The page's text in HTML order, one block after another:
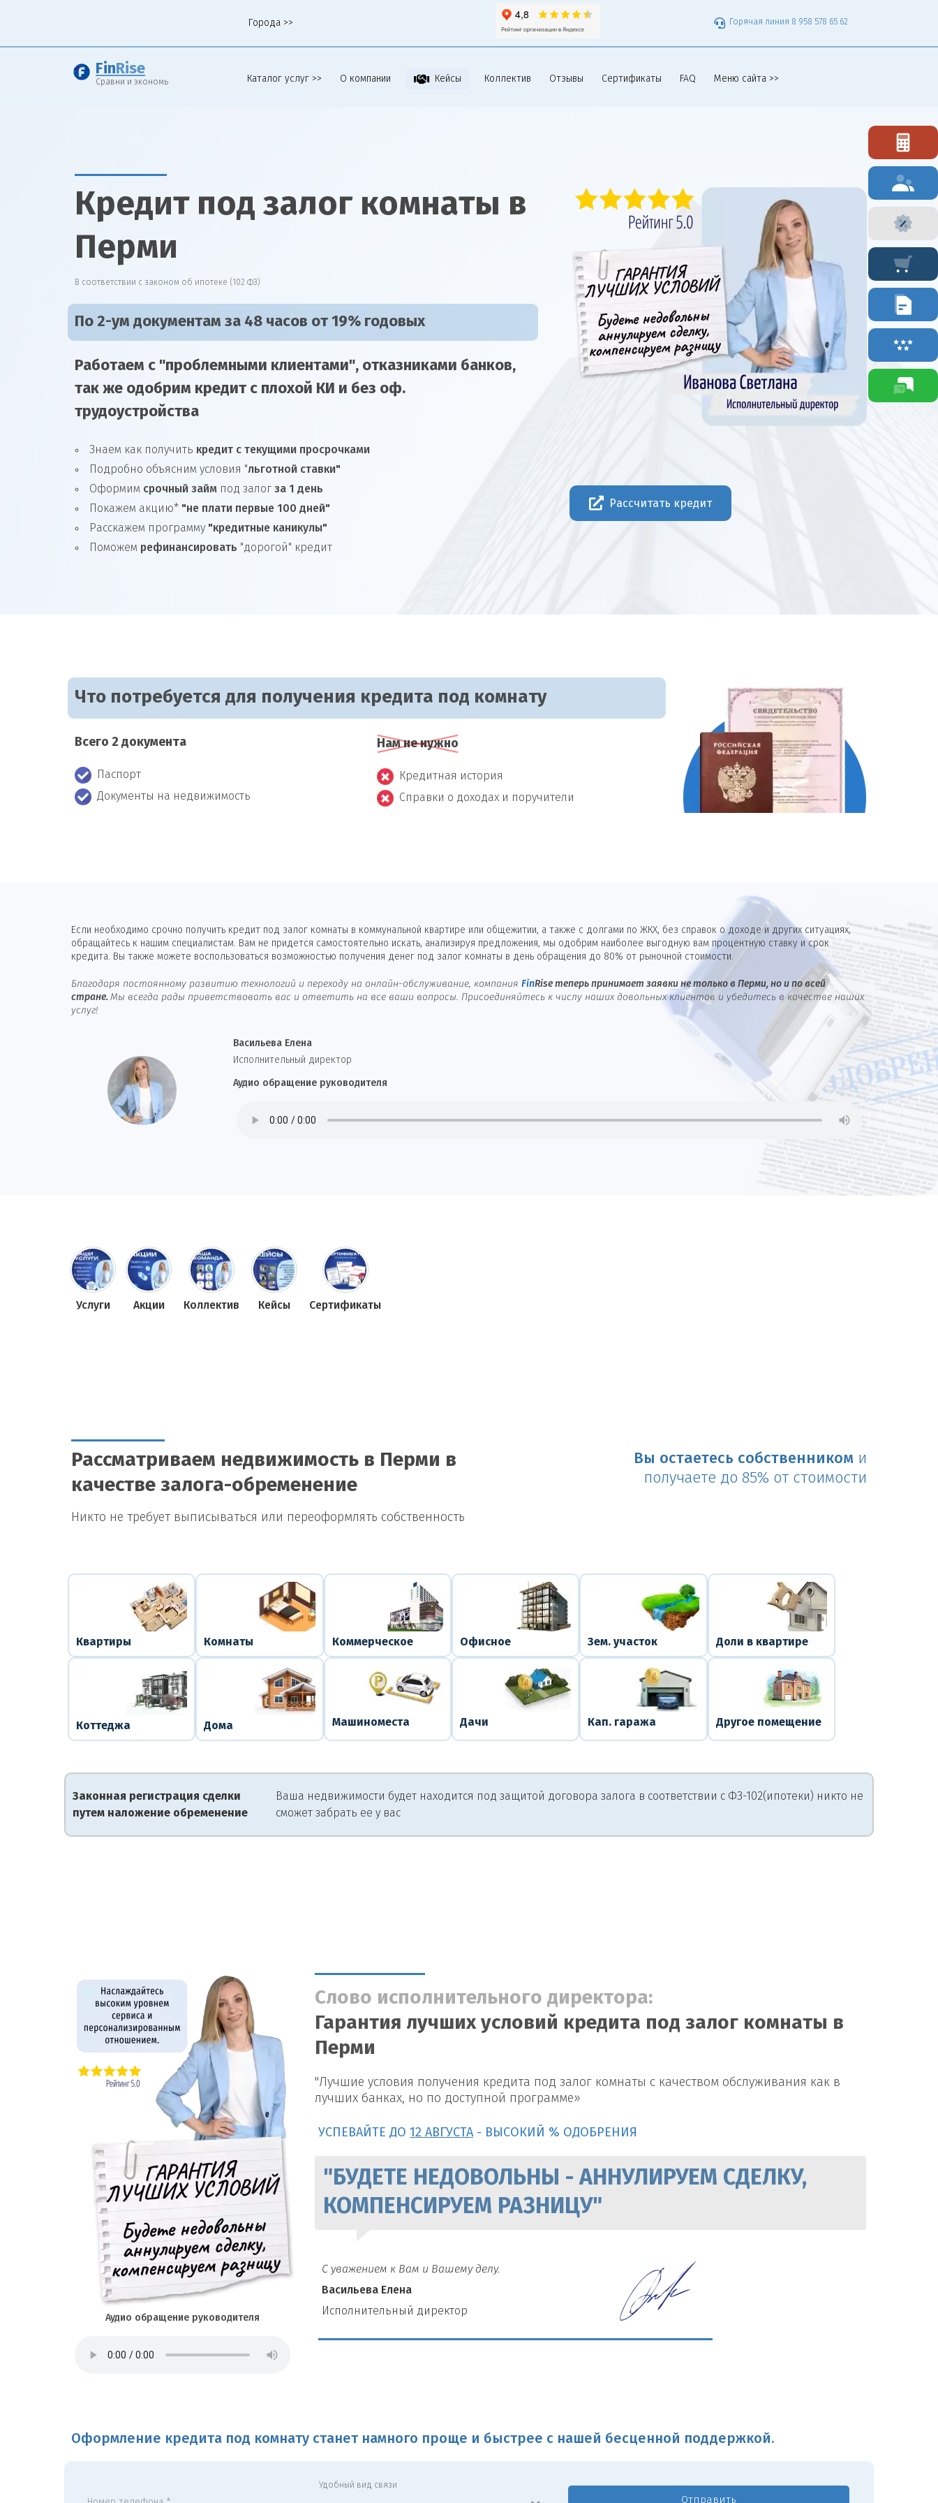
Города >> Горячая линия 8 958 578 65 62
Fin Rise
Сравни и экономь Каталог услуг >> О компании Кейсы Коллектив Отзывы Сертификаты FAQ Меню сайта >>
Кредит под залог комнаты в
Перми
В соответствии с законом об ипотеке (102 ФЗ)
По 2-ум документам за 48 часов от 19% годовых
Работаем с "проблемными клиентами", отказниками банков,
так же одобрим кредит с плохой КИ и без оф.
трудоустройства
Знаем как получить кредит с текущими просрочками
Подробно объясним условия "льготной ставки"
Оформим срочный займ под залог за 1 день
Покажем акцию* "не плати первые 100 дней"
Расскажем программу "кредитные каникулы"
Поможем рефинансировать "дорогой" кредит
Рассчитать кредит
Что потребуется для получения кредита под комнату
Всего 2 документа
Паспорт
Документы на недвижимость
Нам не нужно
Кредитная история
Справки о доходах и поручители
Если необходимо срочно получить кредит под залог комнаты в коммунальной квартире или общежитии, а также с долгами по ЖКХ, без справок о доходе и других ситуациях,
обращайтесь к нашим специалистам. Вам не придется самостоятельно искать, анализируя предложения, мы одобрим наиболее выгодную вам процентную ставку и срок
кредита. Вы также можете воспользоваться возможностью получения денег под залог комнаты в день обращения до 80% от рыночной стоимости.
Благодаря постоянному развитию технологий и переходу на онлайн-обслуживание, компания FinRise теперь принимает заявки не только в Перми, но и по всей
стране. Мы всегда рады приветствовать вас и ответить на все ваши вопросы. Присоединяйтесь к числу наших довольных клиентов и убедитесь в качестве наших
услуг!
Васильева Елена
И сполнительный директор
Аудио обращение руководителя
Услуги Акции Коллектив Кейсы Сертификаты
Рассматриваем недвижимость в Перми в
качестве залога-обременение
Вы остаетесь собственником и
получаете до 85% от стоимости
Никто не требует выписываться или переоформлять собственность
Квартиры Комнаты Коммерческое Офисное Зем. участок Доли в квартире
Коттеджа Дома Машиноместа Дачи Кап. гаража Другое помещение
Законная регистрация сделки
путем наложение обременение
Ваша недвижимости будет находится под защитой договора залога в соответствии с ФЗ-102(ипотеки) никто не
сможет забрать ее у вас
Аудио обращение руководителя
Слово исполнительного директора:
Гарантия лучших условий кредита под залог комнаты в
Перми
"Лучшие условия получения кредита под залог комнаты с качеством обслуживания как в
лучших банках, но по доступной программе»
УСПЕВАЙТЕ ДО 12 АВГУСТА - ВЫСОКИЙ % ОДОБРЕНИЯ
"БУДЕТЕ НЕДОВОЛЬНЫ - АННУЛИРУЕМ СДЕЛКУ,
КОМПЕНСИРУЕМ РАЗНИЦУ"
С уважением к Вам и Вашему делу.
Васильева Елена
И сполнительный директор
Оформление кредита под комнату станет намного проще и быстрее с нашей бесценной поддержкой.
Удобный вид связи
Отправить